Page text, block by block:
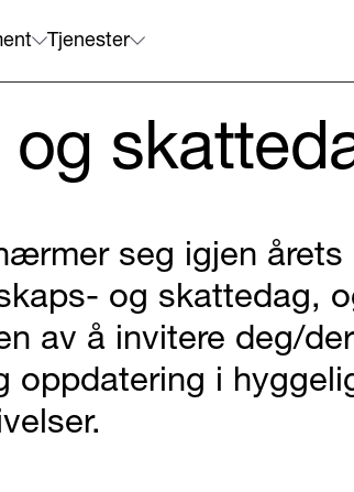
Tjenester
seg igjen årets
og skattedag,
av å invitere deg/
oppdatering i